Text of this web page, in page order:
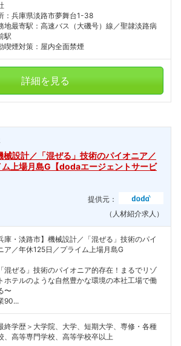
：兵庫県淡路市夢舞台1-38
地最寄駅：高速バス（大磯号）線／聖隷淡路病
駅
喫煙対策：屋内全面禁煙
詳細を見る
械設計／「混ぜる」技術のパイオニア／
上場月島G【dodaエージェントサービ
提供元：
（人材紹介求人）
庫・淡路市】機械設計／「混ぜる」技術のパイ
ア／年休125日／プライム上場月島G
混ぜる」技術のパイオニア的存在！まるでリゾ
ホテルのような自然豊かな環境の本社工場で働
〜
90...
終学歴＞大学院、大学、短期大学、専修・各種
、高等専門学校、高等学校卒以上